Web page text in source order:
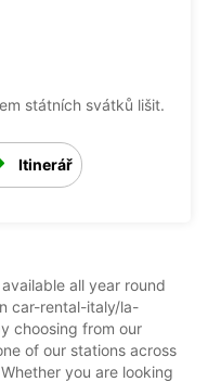
státních svátků lišit.
Itinerář
all year round
car-rental-italy/la-
choosing from our
of our stations across
you are looking